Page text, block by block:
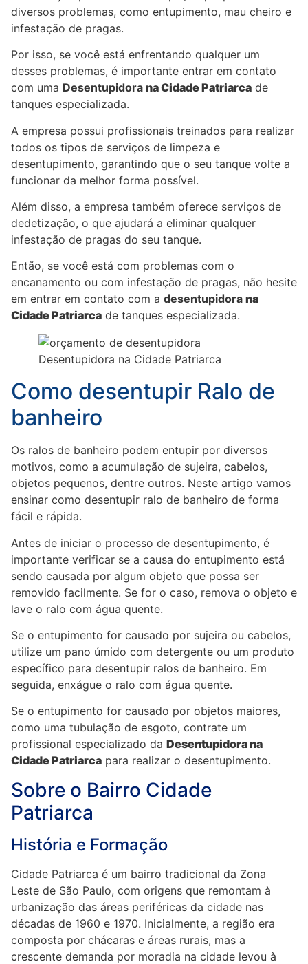
diversos problemas, como entupimento, mau cheiro e
infestação de pragas.
Por isso, se você está enfrentando qualquer um
desses problemas, é importante entrar em contato
com uma Desentupidora na Cidade Patriarca de
tanques especializada.
A empresa possui profissionais treinados para realizar
todos os tipos de serviços de limpeza e
desentupimento, garantindo que o seu tanque volte a
funcionar da melhor forma possível.
Além disso, a empresa também oferece serviços de
dedetização, o que ajudará a eliminar qualquer
infestação de pragas do seu tanque.
Então, se você está com problemas com o
encanamento ou com infestação de pragas, não hesite
em entrar em contato com a desentupidora na
Cidade Patriarca de tanques especializada.
Como desentupir Ralo de
banheiro
Os ralos de banheiro podem entupir por diversos
motivos, como a acumulação de sujeira, cabelos,
objetos pequenos, dentre outros. Neste artigo vamos
ensinar como desentupir ralo de banheiro de forma
fácil e rápida.
Antes de iniciar o processo de desentupimento, é
importante verificar se a causa do entupimento está
sendo causada por algum objeto que possa ser
removido facilmente. Se for o caso, remova o objeto e
lave o ralo com água quente.
Se o entupimento for causado por sujeira ou cabelos,
utilize um pano úmido com detergente ou um produto
específico para desentupir ralos de banheiro. Em
seguida, enxágue o ralo com água quente.
Se o entupimento for causado por objetos maiores,
como uma tubulação de esgoto, contrate um
profissional especializado da Desentupidorana
Cidade Patriarca para realizar o desentupimento.
Sobre o Bairro Cidade
Patriarca
História e Formação
Cidade Patriarca é um bairro tradicional da Zona
Leste de São Paulo, com origens que remontam à
urbanização das áreas periféricas da cidade nas
décadas de 1960 e 1970. Inicialmente, a região era
composta por chácaras e áreas rurais, mas a
crescente demanda por moradia na cidade levou à